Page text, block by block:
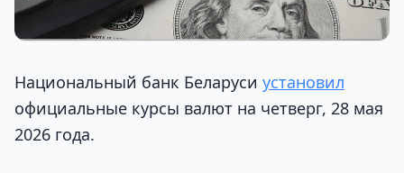
Национальный банк Беларуси установил
официальные курсы валют на четверг, 28 мая
2026 года.